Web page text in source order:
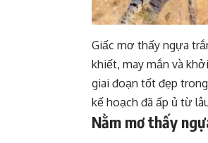
Giấc mơ thấy ngựa
khiết, may mắn và
giai đoạn tốt đẹp
kế hoạch đã ấp ủ từ
Nằm mơ thấy